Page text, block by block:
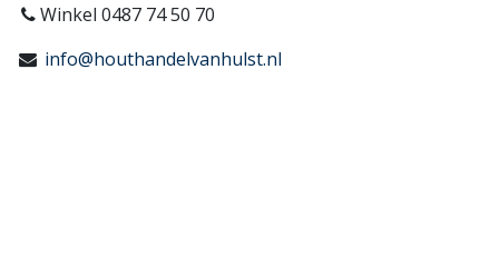
Winkel 0487 74 50 70
info@houthandelvanhulst.nl